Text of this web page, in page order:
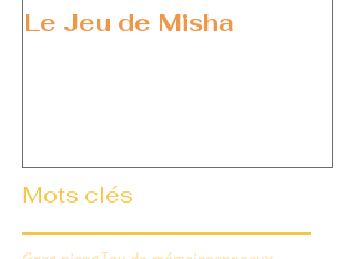
Le Jeu de Misha
Mots clés